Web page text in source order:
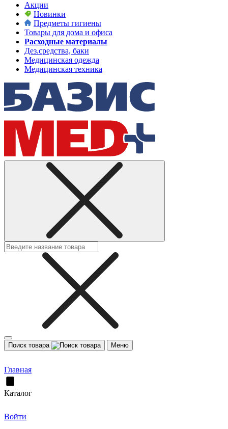
Акции
Новинки
Предметы гигиены
Товары для дома и офиса
Расходные материалы
Дез.средства, баки
Медицинская одежда
Медицинская техника
Поиск товара Меню
Главная
Каталог
Войти